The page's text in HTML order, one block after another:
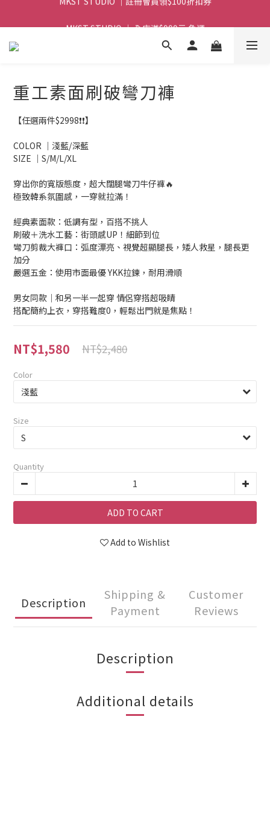
MKST STUDIO ｜ 全店滿$999元 免運
重工素面刷破彎刀褲
【任選兩件$2998❗❗】
COLOR ｜淺藍/深藍
SIZE ｜S/M/L/XL
穿出你的寬版態度，超大闊腿彎刀牛仔褲🔥
極致韓系氛圍感，一穿就拉滿！
經典素面款：低調有型，百搭不挑人
刷破＋洗水工藝：街頭感UP！細節到位
彎刀剪裁大褲口：弧度漂亮、視覺超顯腿長，矮人救星，腿長更
加分
嚴選五金：使用市面最優 YKK拉鍊，耐用滑順
男女同款｜和另一半一起穿 情侶穿搭超吸睛
搭配簡約上衣，穿搭難度0，輕鬆出門就是焦點！
NT$1,580 NT$2,480
Color
Size
Quantity
ADD TO CART
Add to Wishlist
Description
Shipping &
Payment
Customer
Reviews
Description
Additional details